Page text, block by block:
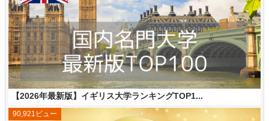
【2026年最新版】イギリス大学ランキングTOP1...
90,921ビュー